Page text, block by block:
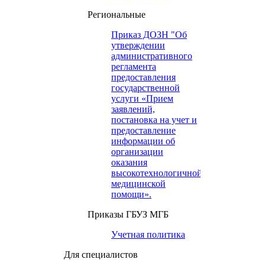
Региональные
Приказ ДОЗН "Об
утверждении
административного
регламента
предоставления
государственной
услуги «Прием
заявлений,
постановка на учет и
предоставление
информации об
организации
оказания
высокотехнологичной
медицинской
помощи».
Приказы ГБУЗ МГБ
Учетная политика
Для специалистов